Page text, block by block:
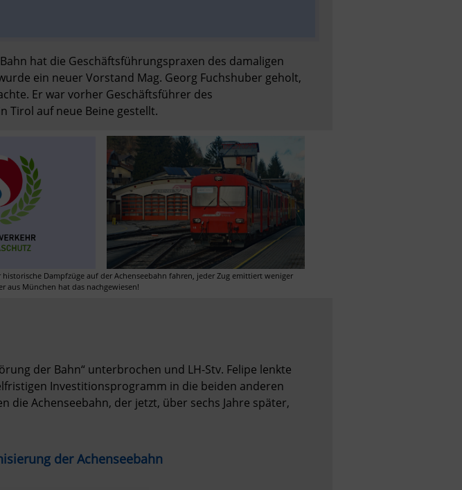
hat die Geschäftsführungspraxen des damaligen
ein neuer Vorstand Mag. Georg Fuchshuber geholt,
Er war vorher Geschäftsführer des
Tirol auf neue Beine gestellt.
historische Dampfzüge auf der Achenseebahn fahren, jeder Zug emittiert weniger
aus München hat das nachgewiesen!
der Bahn“ unterbrochen und LH-Stv. Felipe lenkte
Investitionsprogramm in die beiden anderen
die Achenseebahn, der jetzt, über sechs Jahre später,
der Achenseebahn